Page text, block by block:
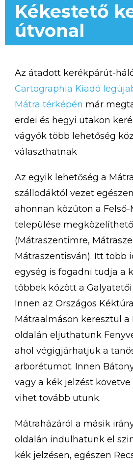
Kékestető
útvonal
Az átadott kerékpárút-
Cartographia Kiadó
Mátra térképén már
erdei és hegyi utakon
vágyók több lehetőség
választhatnak
Az egyik lehetőség a
szállodáktól vezet
ahonnan közúton a Felső-
települése megközelíthető
(Mátraszentimre,
Mátraszentisván). Itt több
egység is fogadni tudja a
többek között a
Innen az Országos
Mátraalmáson keresztül a
oldalán eljuthatunk
ahol végigjárhatjuk a
arborétumot. Innen
vagy a kék jelzést követve
vihet tovább utunk.
Mátraházáról a másik
oldalán indulhatunk el
kék jelzésen, egészen